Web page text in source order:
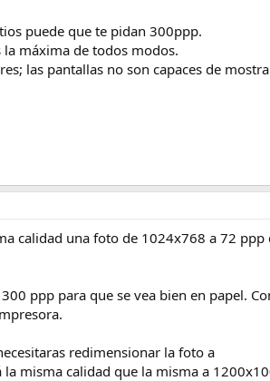
puede que te pidan 300ppp.
máxima de todos modos.
las pantallas no son capaces de
calidad una foto de 1024x768 a 72 ppp
ppp para que se vea bien en papel.
redimensionar la foto a
misma calidad que la misma a